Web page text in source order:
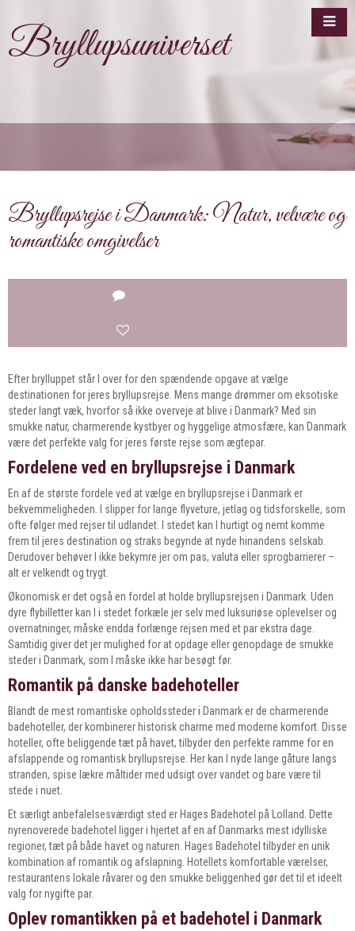
Bryllupsuniverset
Bryllupsrejse i Danmark: Natur, velvære og
romantiske omgivelser
Efter brylluppet står I over for den spændende opgave at vælge
destinationen for jeres bryllupsrejse. Mens mange drømmer om eksotiske
steder langt væk, hvorfor så ikke overveje at blive i Danmark? Med sin
smukke natur, charmerende kystbyer og hyggelige atmosfære, kan Danmark
være det perfekte valg for jeres første rejse som ægtepar.
Fordelene ved en bryllupsrejse i Danmark
En af de største fordele ved at vælge en bryllupsrejse i Danmark er
bekvemmeligheden. I slipper for lange flyveture, jetlag og tidsforskelle, som
ofte følger med rejser til udlandet. I stedet kan I hurtigt og nemt komme
frem til jeres destination og straks begynde at nyde hinandens selskab.
Derudover behøver I ikke bekymre jer om pas, valuta eller sprogbarrierer –
alt er velkendt og trygt.
Økonomisk er det også en fordel at holde bryllupsrejsen i Danmark. Uden
dyre flybilletter kan I i stedet forkæle jer selv med luksuriøse oplevelser og
overnatninger, måske endda forlænge rejsen med et par ekstra dage.
Samtidig giver det jer mulighed for at opdage eller genopdage de smukke
steder i Danmark, som I måske ikke har besøgt før.
Romantik på danske badehoteller
Blandt de mest romantiske opholdssteder i Danmark er de charmerende
badehoteller, der kombinerer historisk charme med moderne komfort. Disse
hoteller, ofte beliggende tæt på havet, tilbyder den perfekte ramme for en
afslappende og romantisk bryllupsrejse. Her kan I nyde lange gåture langs
stranden, spise lækre måltider med udsigt over vandet og bare være til
stede i nuet.
Et særligt anbefalelsesværdigt sted er Hages Badehotel på Lolland. Dette
nyrenoverede badehotel ligger i hjertet af en af Danmarks mest idylliske
regioner, tæt på både havet og naturen. Hages Badehotel tilbyder en unik
kombination af romantik og afslapning. Hotellets komfortable værelser,
restaurantens lokale råvarer og den smukke beliggenhed gør det til et ideelt
valg for nygifte par.
Oplev romantikken på et badehotel i Danmark